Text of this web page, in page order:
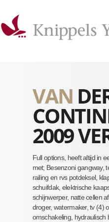
VAN
2009
Full options, heeft altijd in
met; Besenzoni gangway,
railing en rvs potdeksel,
schuifdak, elektrische
schijnwerper, natte cellen
droger, watermaker, tv (4)
omschakeling, hydraulisch